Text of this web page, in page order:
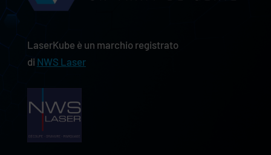
LaserKube è un marchio registrato
di NWS Laser